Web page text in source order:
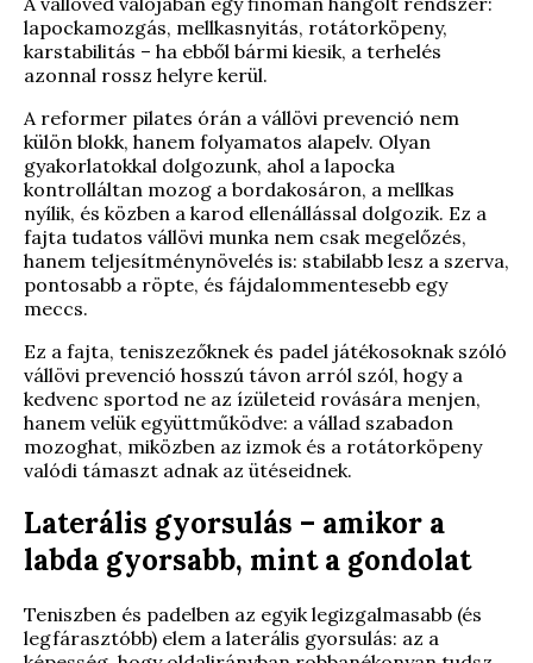
lapockamozgás, mellkasnyitás, rotátorköpeny,
karstabilitás – ha ebből bármi kiesik, a terhelés
azonnal rossz helyre kerül.
A reformer pilates órán a vállövi prevenció nem
külön blokk, hanem folyamatos alapelv. Olyan
gyakorlatokkal dolgozunk, ahol a lapocka
kontrolláltan mozog a bordakosáron, a mellkas
nyílik, és közben a karod ellenállással dolgozik. Ez a
fajta tudatos vállövi munka nem csak megelőzés,
hanem teljesítménynövelés is: stabilabb lesz a szerva,
pontosabb a röpte, és fájdalommentesebb egy
meccs.
Ez a fajta, teniszezőknek és padel játékosoknak szóló
vállövi prevenció hosszú távon arról szól, hogy a
kedvenc sportod ne az ízületeid rovására menjen,
hanem velük együttműködve: a vállad szabadon
mozoghat, miközben az izmok és a rotátorköpeny
valódi támaszt adnak az ütéseidnek.
Laterális gyorsulás – amikor a
labda gyorsabb, mint a gondolat
Teniszben és padelben az egyik legizgalmasabb (és
legfárasztóbb) elem a laterális gyorsulás: az a